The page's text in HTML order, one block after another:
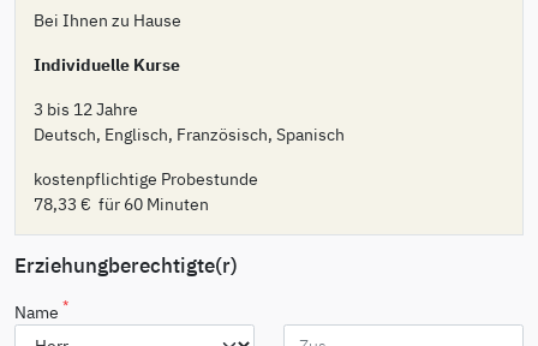
Bei Ihnen zu Hause
Individuelle Kurse
3 bis 12 Jahre
Deutsch, Englisch, Französisch, Spanisch
kostenpflichtige Probestunde
78,33 € für 60 Minuten
Erziehungberechtigte(r)
Name *